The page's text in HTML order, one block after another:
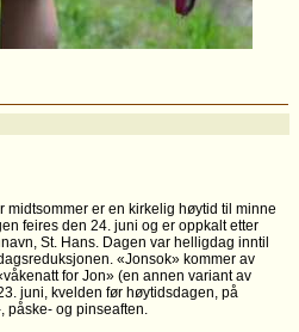
midtsommer er en kirkelig høytid til minne
feires den 24. juni og er oppkalt etter
St. Hans. Dagen var helligdag inntil
«Jonsok» kommer av
for Jon» (en annen variant av
juni, kvelden før høytidsdagen, på
påske- og pinseaften.